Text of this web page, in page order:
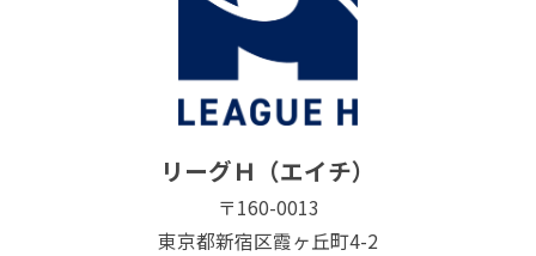
リーグＨ（エイチ）
〒160-0013
東京都新宿区霞ヶ丘町4-2